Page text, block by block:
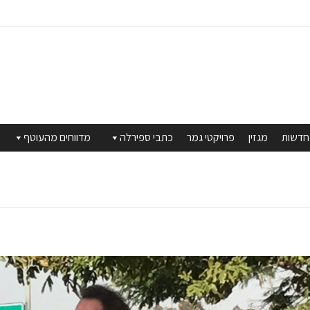
חדשות מגזין פרויקטי גמר כתבי ספירלה מדווחים מהעוטף